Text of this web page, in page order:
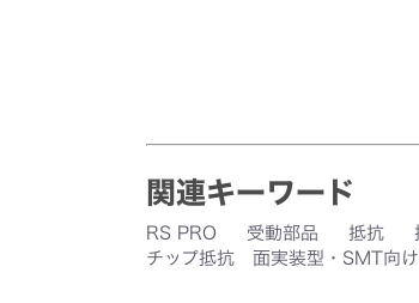
関連キーワード
RS PRO 受動部品 抵抗
チップ抵抗 面実装型・SMT向